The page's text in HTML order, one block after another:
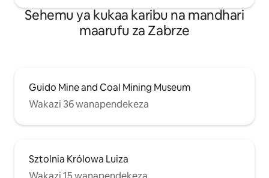
Sehemu ya kukaa karibu na mandhari
maarufu za Zabrze
Guido Mine and Coal Mining Museum
Wakazi 36 wanapendekeza
Sztolnia Królowa Luiza